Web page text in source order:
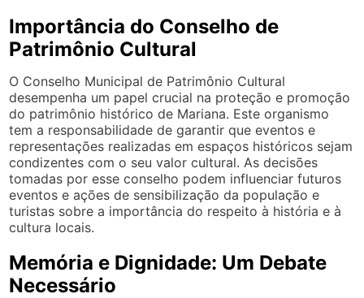
Importância do Conselho de
Patrimônio Cultural
O Conselho Municipal de Patrimônio Cultural
desempenha um papel crucial na proteção e promoção
do patrimônio histórico de Mariana. Este organismo
tem a responsabilidade de garantir que eventos e
representações realizadas em espaços históricos sejam
condizentes com o seu valor cultural. As decisões
tomadas por esse conselho podem influenciar futuros
eventos e ações de sensibilização da população e
turistas sobre a importância do respeito à história e à
cultura locais.
Memória e Dignidade: Um Debate
Necessário